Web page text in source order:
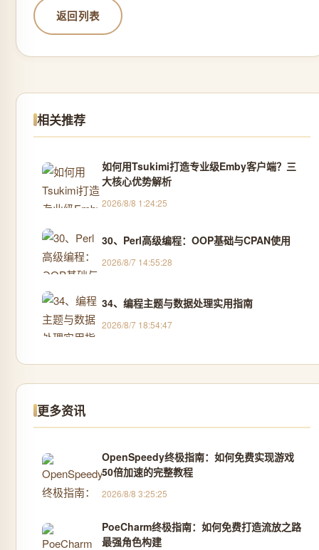
返回列表
相关推荐
如何用Tsukimi打造专业级Emby客户端？三
大核心优势解析
2026/8/8 1:24:25
30、Perl高级编程：OOP基础与CPAN使用
2026/8/7 14:55:28
34、编程主题与数据处理实用指南
2026/8/7 18:54:47
更多资讯
OpenSpeedy终极指南：如何免费实现游戏
50倍加速的完整教程
2026/8/8 3:25:25
PoeCharm终极指南：如何免费打造流放之路
最强角色构建